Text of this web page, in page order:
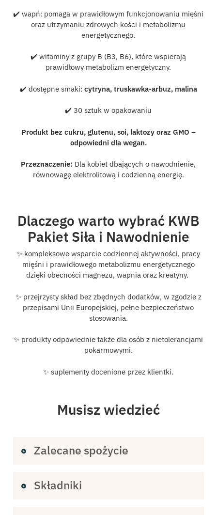
✔️ wapń: pomaga w prawidłowym funkcjonowaniu mięśni
oraz utrzymaniu zdrowych kości i metabolizmu
energetycznego.
✔️ witaminy z grupy B (B3, B6), które wspierają
prawidłowy metabolizm energetyczny.
✔️ dostępne smaki: cytryna, truskawka-arbuz, malina
✔️ 30 sztuk w opakowaniu
Produkt bez cukru, glutenu, soi, laktozy oraz GMO –
odpowiedni dla wegan.
Przeznaczenie: Dla kobiet dbających o nawodnienie,
równowagę elektrolitową i codzienną energię.
Dlaczego warto wybrać KWB
Pakiet Siła i Nawodnienie
✨ kompleksowe wsparcie codziennej aktywności, pracy
mięśni i prawidłowego metabolizmu energetycznego
dzięki obecności magnezu, wapnia oraz kreatyny.
✨ przejrzysty skład bez zbędnych dodatków, w zgodzie z
przepisami Unii Europejskiej, pełne bezpieczeństwo
stosowania.
✨ produkty odpowiednie także dla osób z nietolerancjami
pokarmowymi.
✨ suplementy docenione przez klientki.
Musisz wiedzieć
Zalecane spożycie
🍹
Porcję 7,5 g (1 miarka) rozpuścić w 200 ml wody,
Składniki